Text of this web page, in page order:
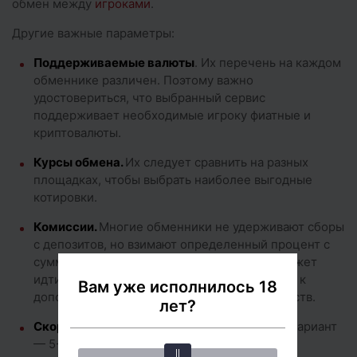
обмен между игроками.
Другие важные параметры:
Поддерживаемые валюты. Их перечень на каждом
обменнике различен. Поэтому важно
удостовериться, что выбранный сервис
поддерживает необходимые игроку фиатные и
криптовалюты.
Курсы обмена. Их следует сравнить на разных
площадках, чтобы выбрать наиболее выгодные
котировки.
Комиссии. Многие обменники не удерживают сборы
с депозитов, но взимают определенный процент с
сумм вывода. Вместе с комиссией также может
идти фиксированный сбор. Все это приводит к
дополнительным затратам при обмене средств.
Скорость обработки заявок.Оптимальный вариант
— 5-10 минут.
Вам уже исполнилось 18
лет?